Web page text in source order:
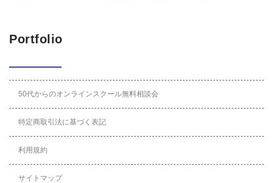
Portfolio
50代からのオンラインスクール無料相談会
特定商取引法に基づく表記
利用規約
サイトマップ